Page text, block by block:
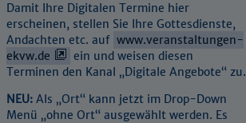
Damit Ihre Digitalen Termine hier
erscheinen, stellen Sie Ihre Gottesdienste,
Andachten etc. auf www.veranstaltungen-
ekvw.de
ein und weisen diesen
Terminen den Kanal „Digitale Angebote“ zu.
NEU: Als „Ort“ kann jetzt im Drop-Down
Menü „ohne Ort“ ausgewählt werden. Es